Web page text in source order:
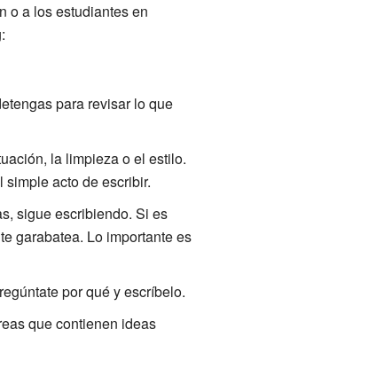
o a los estudiantes en
para revisar lo que
la limpieza o el estilo.
acto de escribir.
sigue escribiendo. Si es
garabatea. Lo importante es
por qué y escríbelo.
que contienen ideas